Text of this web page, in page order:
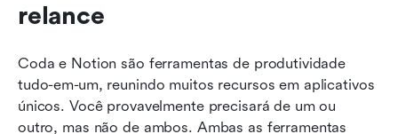
relance
Coda e Notion são ferramentas de produtividade
tudo-em-um, reunindo muitos recursos em aplicativos
únicos. Você provavelmente precisará de um ou
outro, mas não de ambos. Ambas as ferramentas